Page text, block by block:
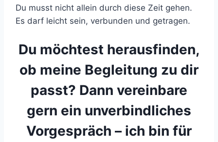
Du musst nicht allein durch diese Zeit gehen.
Es darf leicht sein, verbunden und getragen.
Du möchtest herausfinden,
ob meine Begleitung zu dir
passt? Dann vereinbare
gern ein unverbindliches
Vorgespräch – ich bin für